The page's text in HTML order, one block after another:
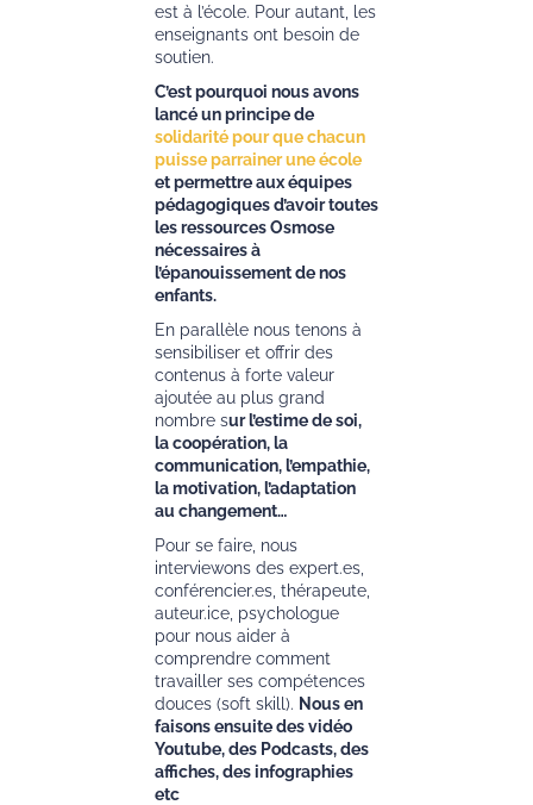
est à l’école. Pour autant, les
enseignants ont besoin de
soutien.
C’est pourquoi nous avons
lancé un principe de
solidarité pour que chacun
puisse parrainer une école
et permettre aux équipes
pédagogiques d’avoir toutes
les ressources Osmose
nécessaires à
l’épanouissement de nos
enfants.
En parallèle nous tenons à
sensibiliser et offrir des
contenus à forte valeur
ajoutée au plus grand
nombre sur l’estime de soi,
la coopération, la
communication, l’empathie,
la motivation, l’adaptation
au changement…
Pour se faire, nous
interviewons des expert.es,
conférencier.es, thérapeute,
auteur.ice, psychologue
pour nous aider à
comprendre comment
travailler ses compétences
douces (soft skill). Nous en
faisons ensuite des vidéo
Youtube, des Podcasts, des
affiches, des infographies
etc